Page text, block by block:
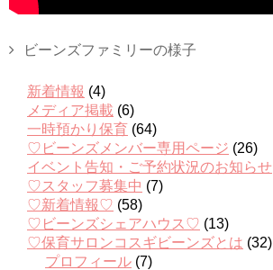
ビーンズファミリーの様子
新着情報 (4)
メディア掲載 (6)
一時預かり保育 (64)
♡ビーンズメンバー専用ページ (26)
イベント告知・ご予約状況のお知らせ
♡スタッフ募集中 (7)
♡新着情報♡ (58)
♡ビーンズシェアハウス♡ (13)
♡保育サロンコスギビーンズとは (32)
プロフィール (7)